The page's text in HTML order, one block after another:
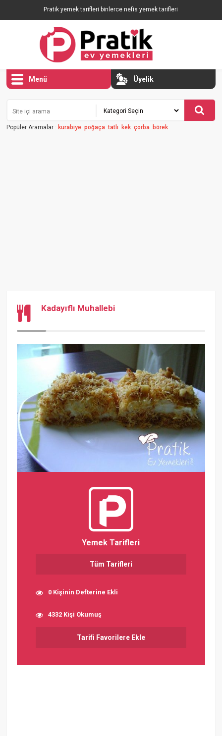
Pratik yemek tarifleri binlerce nefis yemek tarifleri
Menü Üyelik
Popüler Aramalar : kurabiye poğaça tatlı kek çorba börek
Kadayıflı Muhallebi
Yemek Tarifleri
Tüm Tarifleri
0 Kişinin Defterine Ekli
4332 Kişi Okumuş
Tarifi Favorilere Ekle